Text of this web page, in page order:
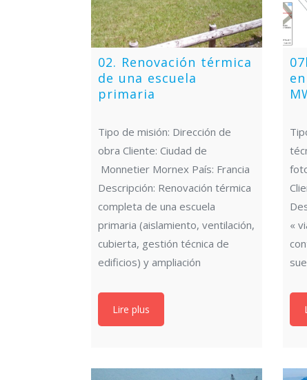
02. Renovación térmica
de una escuela
primaria
Tipo de misión: Dirección de
obra Cliente: Ciudad de
Monnetier Mornex País: Francia
Descripción: Renovación térmica
completa de una escuela
primaria (aislamiento, ventilación,
cubierta, gestión técnica de
edificios) y ampliación
Lire plus
«